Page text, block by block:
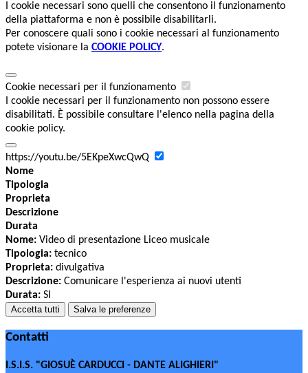
I cookie necessari sono quelli che consentono il funzionamento
della piattaforma e non è possibile disabilitarli.
Per conoscere quali sono i cookie necessari al funzionamento
potete visionare la COOKIE POLICY.
Cookie necessari per il funzionamento
I cookie necessari per il funzionamento non possono essere
disabilitati. È possibile consultare l'elenco nella pagina della
cookie policy.
https://youtu.be/5EKpeXwcQwQ
Nome
Tipologia
Proprieta
Descrizione
Durata
Nome: Video di presentazione Liceo musicale
Tipologia: tecnico
Proprieta: divulgativa
Descrizione: Comunicare l'esperienza ai nuovi utenti
Durata: SI
Accetta tutti Salva le preferenze
Contatti
I.S.I.S. "GIOSUÈ CARDUCCI - DANTE ALIGHIERI"